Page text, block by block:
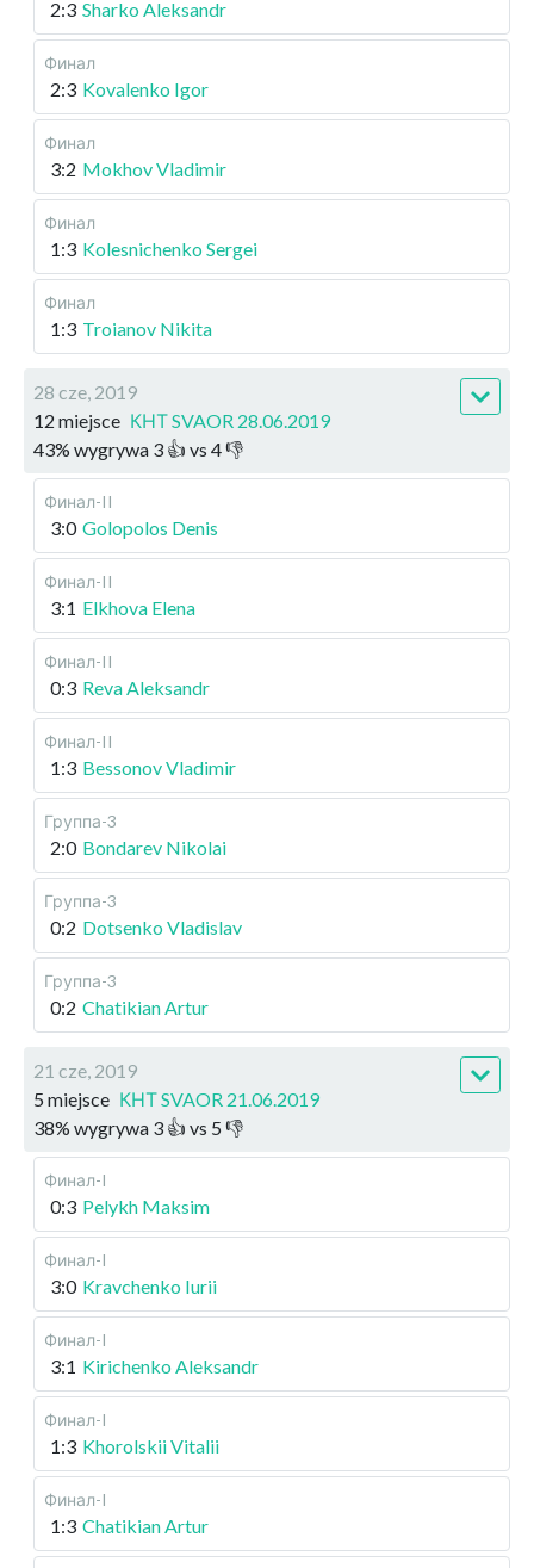
2:3 Sharko Aleksandr
Финал
2:3 Kovalenko Igor
Финал
3:2 Mokhov Vladimir
Финал
1:3 Kolesnichenko Sergei
Финал
1:3 Troianov Nikita
28 cze, 2019
12 miejsce КНТ SVAOR 28.06.2019
43% wygrywa 3 👍 vs 4👎
Финал-II
3:0 Golopolos Denis
Финал-II
3:1 Elkhova Elena
Финал-II
0:3 Reva Aleksandr
Финал-II
1:3 Bessonov Vladimir
Группа-3
2:0 Bondarev Nikolai
Группа-3
0:2 Dotsenko Vladislav
Группа-3
0:2 Chatikian Artur
21 cze, 2019
5 miejsce КНТ SVAOR 21.06.2019
38% wygrywa 3 👍 vs 5 👎
Финал-I
0:3 Pelykh Maksim
Финал-I
3:0 Kravchenko Iurii
Финал-I
3:1 Kirichenko Aleksandr
Финал-I
1:3 Khorolskii Vitalii
Финал-I
1:3 Chatikian Artur